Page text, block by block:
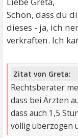
Schön, dass du
dieses - ja, ich
verkraften. Ich
Zitat von Greta:
Rechtsberater
dass bei Ärzten
dass auch 1,5
völlig überzogen